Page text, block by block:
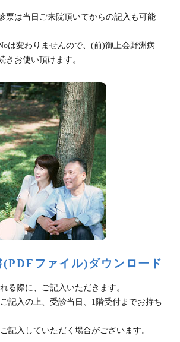
票は当日ご来院頂いてからの記入も可能
は変わりませんので、(前)御上会野洲病
きお使い頂けます。
(PDFファイル)ダウンロード
る際に、ご記入いただきます。
記入の上、受診当日、1階受付までお持ち
記入していただく場合がございます。